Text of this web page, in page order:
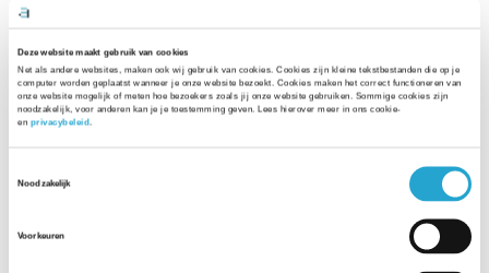
Deze website maakt gebruik van cookies
Net als andere websites, maken ook wij gebruik van cookies. Cookies zijn kleine tekstbestanden die op je
computer worden geplaatst wanneer je onze website bezoekt. Cookies maken het correct functioneren van
onze website mogelijk of meten hoe bezoekers zoals jij onze website gebruiken. Sommige cookies zijn
noodzakelijk, voor anderen kan je je toestemming geven. Lees hierover meer in ons cookie-
en privacybeleid.
Noodzakelijk
Voorkeuren